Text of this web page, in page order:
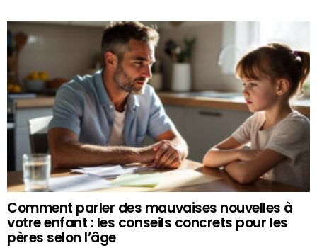
Comment parler des mauvaises nouvelles à
votre enfant : les conseils concrets pour les
pères selon l’âge